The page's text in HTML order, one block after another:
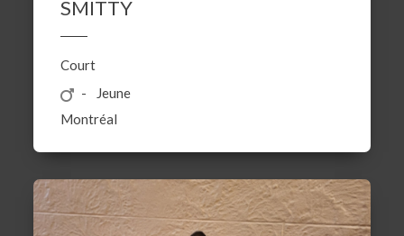
SMITTY
Court
Jeune
Montréal